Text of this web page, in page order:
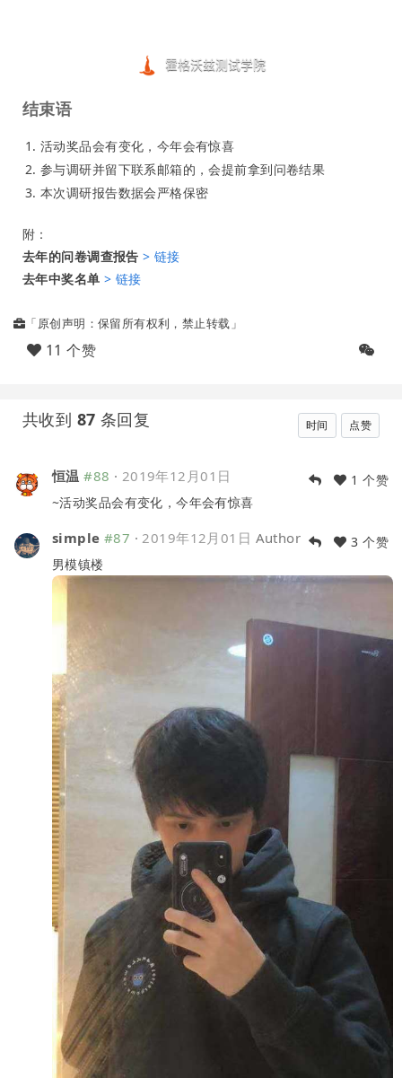
结束语
活动奖品会有变化，今年会有惊喜
参与调研并留下联系邮箱的，会提前拿到问卷结果
本次调研报告数据会严格保密
附：
去年的问卷调查报告 > 链接
去年中奖名单 > 链接
「原创声明：保留所有权利，禁止转载」
11 个赞
共收到 87 条回复 时间 点赞
恒温 #88 · 2019年12月01日
1 个赞
~活动奖品会有变化，今年会有惊喜
simple #87 ·2019年12月01日 Author
3 个赞
男模镇楼